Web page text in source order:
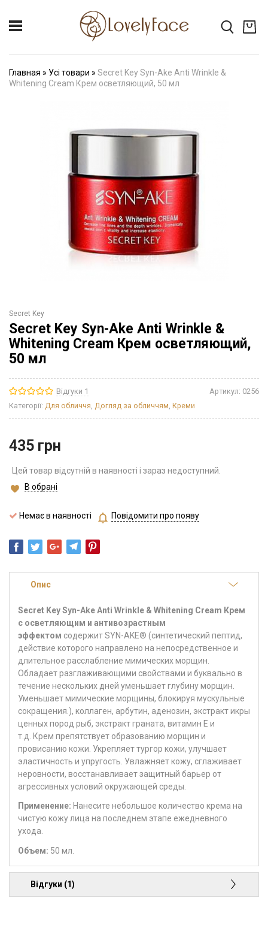
Главная » Усі товари » Secret Key Syn-Ake Anti Wrinkle &
Whitening Cream Крем осветляющий, 50 мл
Secret Key
Secret Key Syn-Ake Anti Wrinkle &
Whitening Cream Крем осветляющий,
50 мл
Відгуки 1 Артикул: 0256
Категорії: Для обличчя, Догляд за обличчям, Креми
435 грн
Цей товар відсутній в наявності і зараз недоступний.
В обрані
Немає в наявності Повідомити про появу
Опис
Secret Key Syn-Ake Anti Wrinkle & Whitening Cream Крем
с осветляющим и антивозрастным
эффектом содержит SYN-AKE® (синтетический пептид,
действие которого направлено на непосредственное и
длительное расслабление мимических морщин.
Обладает разглаживающими свойствами и буквально в
течение нескольких дней уменьшает глубину морщин.
Уменьшает мимические морщины, блокируя мускульные
сокращения.), коллаген, арбутин, аденозин, экстракт икры
ценных пород рыб, экстракт граната, витамин Е и
т.д. Крем препятствует образованию морщин и
провисанию кожи. Укрепляет тургор кожи, улучшает
эластичность и упругость. Увлажняет кожу, сглаживает
неровности, восстанавливает защитный барьер от
агрессивных условий окружающей среды.
Применение: Нанесите небольшое количество крема на
чистую кожу лица на последнем этапе ежедневного
ухода.
Объем: 50 мл.
Відгуки (1)